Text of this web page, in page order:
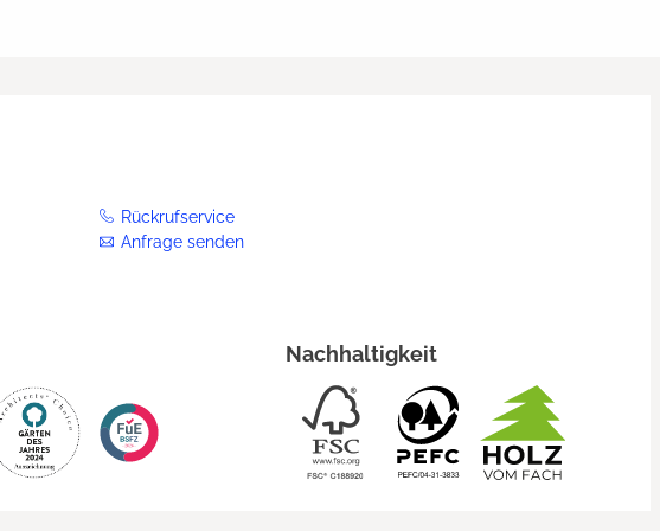
Rückrufservice
Anfrage senden
Nachhaltigkeit